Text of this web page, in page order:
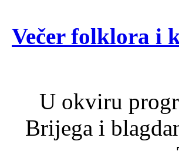
Večer folklora i
U okviru
Brijega i